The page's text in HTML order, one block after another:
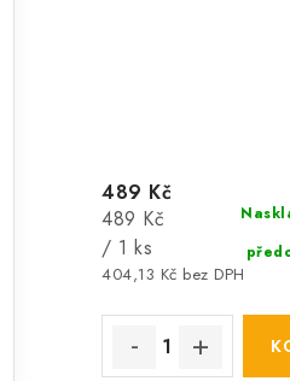
404,13 Kč bez DPH
489 Kč
Měrná
cena:
489 Kč
/ 1 ks